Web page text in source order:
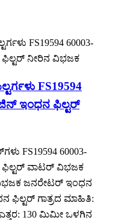
FS19594
ಇಂಧನ ಫಿಲ್ಟರ್
FS19594 60003-
ಫಿಲ್ಟರ್ ವಾಟರ್ ವಿಭಜಕ
ಜನರೇಟರ್ ಇಂಧನ
ಫಿಲ್ಟರ್ ಗಾತ್ರದ ಮಾಹಿತಿ:
130 ಮಿಮೀ ಒಳಗಿನ